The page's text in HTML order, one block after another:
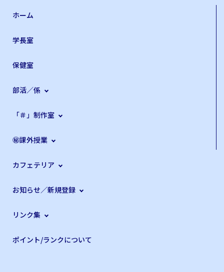
ホーム
学長室
保健室
部活／係
「＃」制作室
㊙課外授業
カフェテリア
お知らせ／新規登録
リンク集
ポイント/ランクについて